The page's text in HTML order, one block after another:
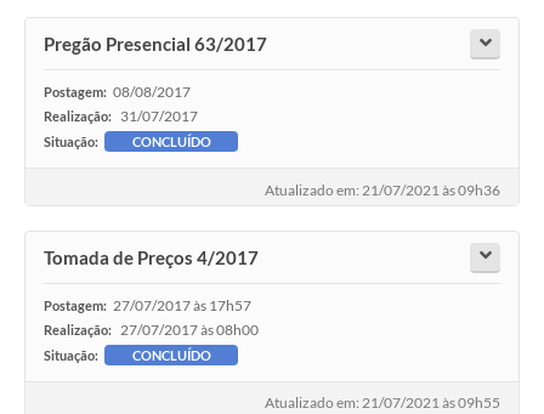
Pregão Presencial 63/2017
Postagem: 08/08/2017
Realização: 31/07/2017
Situação: CONCLUÍDO
Atualizado em: 21/07/2021 às 09h36
Tomada de Preços 4/2017
Postagem: 27/07/2017 às 17h57
Realização: 27/07/2017 às 08h00
Situação: CONCLUÍDO
Atualizado em: 21/07/2021 às 09h55